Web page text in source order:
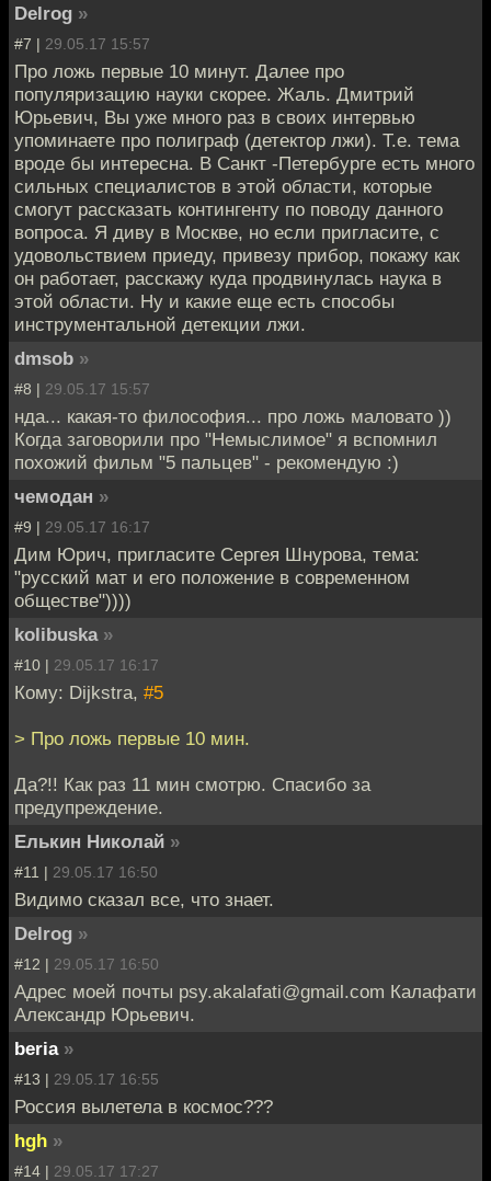
Delrog »
#7 | 29.05.17 15:57
Про ложь первые 10 минут. Далее про
популяризацию науки скорее. Жаль. Дмитрий
Юрьевич, Вы уже много раз в своих интервью
упоминаете про полиграф (детектор лжи). Т.е. тема
вроде бы интересна. В Санкт -Петербурге есть много
сильных специалистов в этой области, которые
смогут рассказать контингенту по поводу данного
вопроса. Я диву в Москве, но если пригласите, с
удовольствием приеду, привезу прибор, покажу как
он работает, расскажу куда продвинулась наука в
этой области. Ну и какие еще есть способы
инструментальной детекции лжи.
dmsob »
#8 | 29.05.17 15:57
нда... какая-то философия... про ложь маловато ))
Когда заговорили про "Немыслимое" я вспомнил
похожий фильм "5 пальцев" - рекомендую :)
чемодан »
#9 | 29.05.17 16:17
Дим Юрич, пригласите Сергея Шнурова, тема:
"русский мат и его положение в современном
обществе"))))
kolibuska »
#10 | 29.05.17 16:17
Кому: Dijkstra, #5
> Про ложь первые 10 мин.
Да?!! Как раз 11 мин смотрю. Спасибо за
предупреждение.
Елькин Николай »
#11 | 29.05.17 16:50
Видимо сказал все, что знает.
Delrog »
#12 | 29.05.17 16:50
Адрес моей почты psy.akalafati@gmail.com Калафати
Александр Юрьевич.
beria »
#13 | 29.05.17 16:55
Россия вылетела в космос???
hgh »
#14 | 29.05.17 17:27